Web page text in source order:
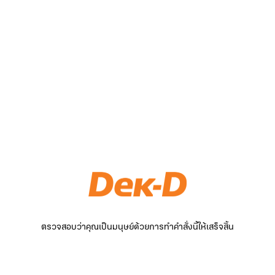
ตรวจสอบว่าคุณเป็นมนุษย์ด้วยการทำคำสั่งนี้ให้เสร็จสิ้น